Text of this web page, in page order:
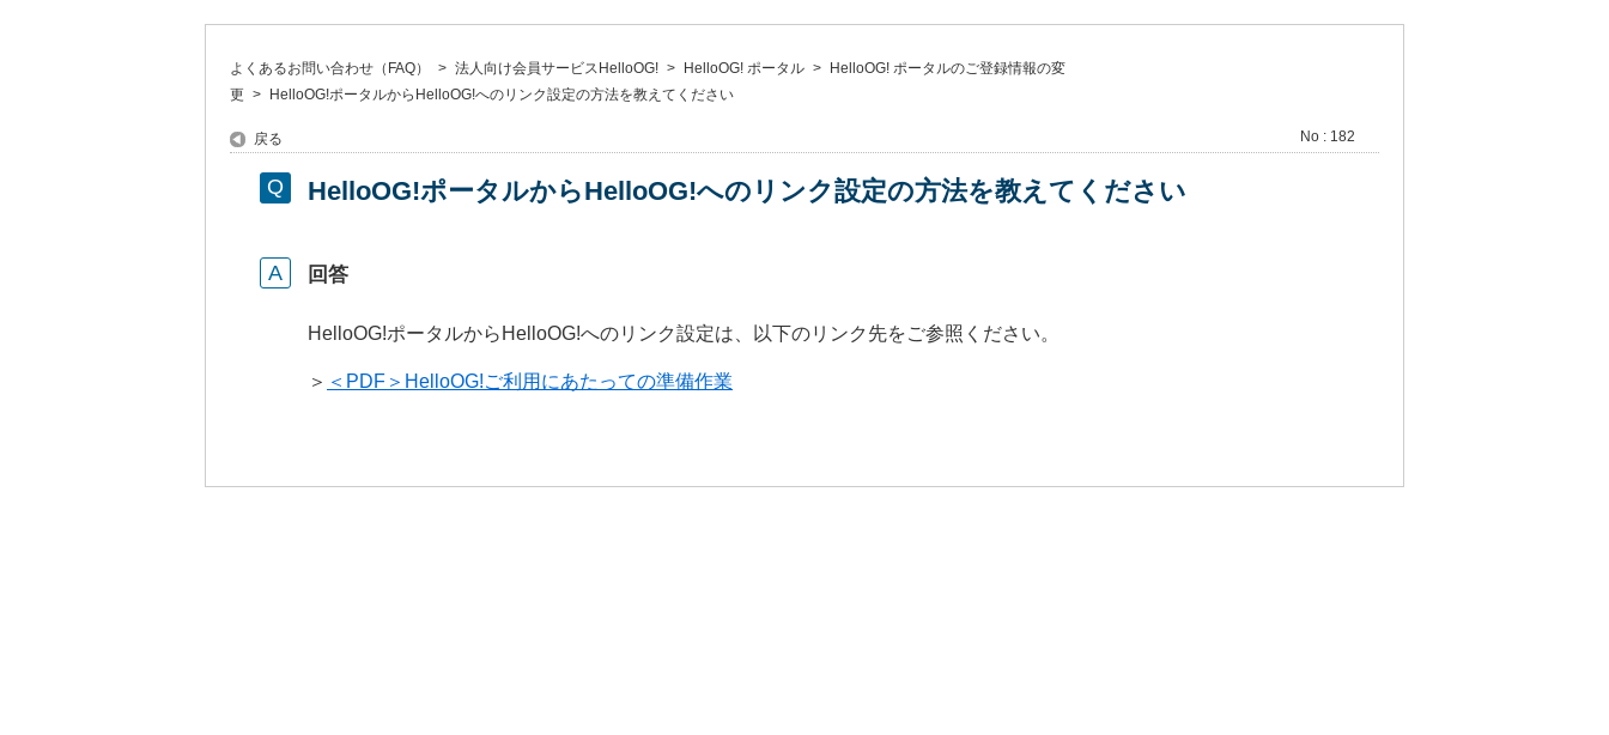
よくあるお問い合わせ（FAQ） > 法人向け会員サービスHelloOG! > HelloOG! ポータル >
HelloOG! ポータルのご登録情報の変
更 > HelloOG!ポータルからHelloOG!へのリンク設定の方法を教えてください
戻る No : 182
HelloOG!ポータルからHelloOG!へのリンク設定の方法を教えてください
回答
HelloOG!ポータルからHelloOG!へのリンク設定は、以下のリンク先をご参照ください。
＞ ＜PDF＞HelloOG!ご利用にあたっての準備作業